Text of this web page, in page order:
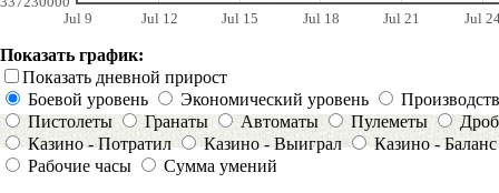
Jul 9 Jul 12 Jul 15 Jul 18 Jul 21 Jul
Показать график:
Показать дневной прирост
Боевой уровень
Экономический уровень
Пистолеты
Гранаты Автоматы Пулеметы
Казино - Потратил
Казино - Выиграл
Казино - Баланс
Рабочие часы
Сумма умений